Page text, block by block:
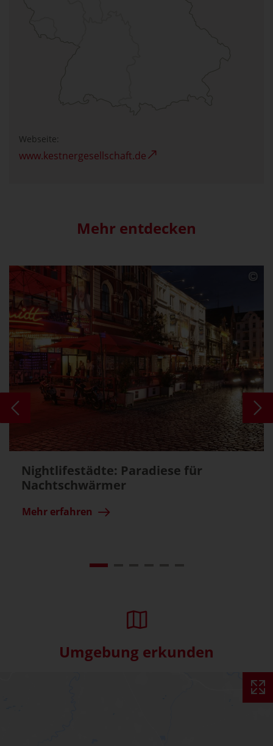
Webseite:
www.kestnergesellschaft.de
Mehr entdecken
Nightlifestädte: Paradiese für
Nachtschwärmer
Mehr erfahren
Umgebung erkunden
Interaktive Karte